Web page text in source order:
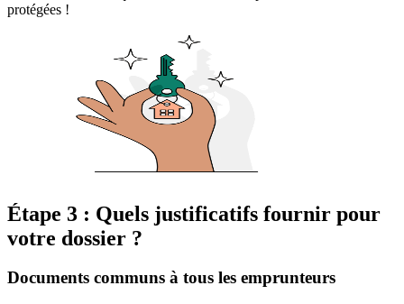
protégées !
Étape 3 : Quels justificatifs fournir pour
votre dossier ?
Documents communs à tous les emprunteurs